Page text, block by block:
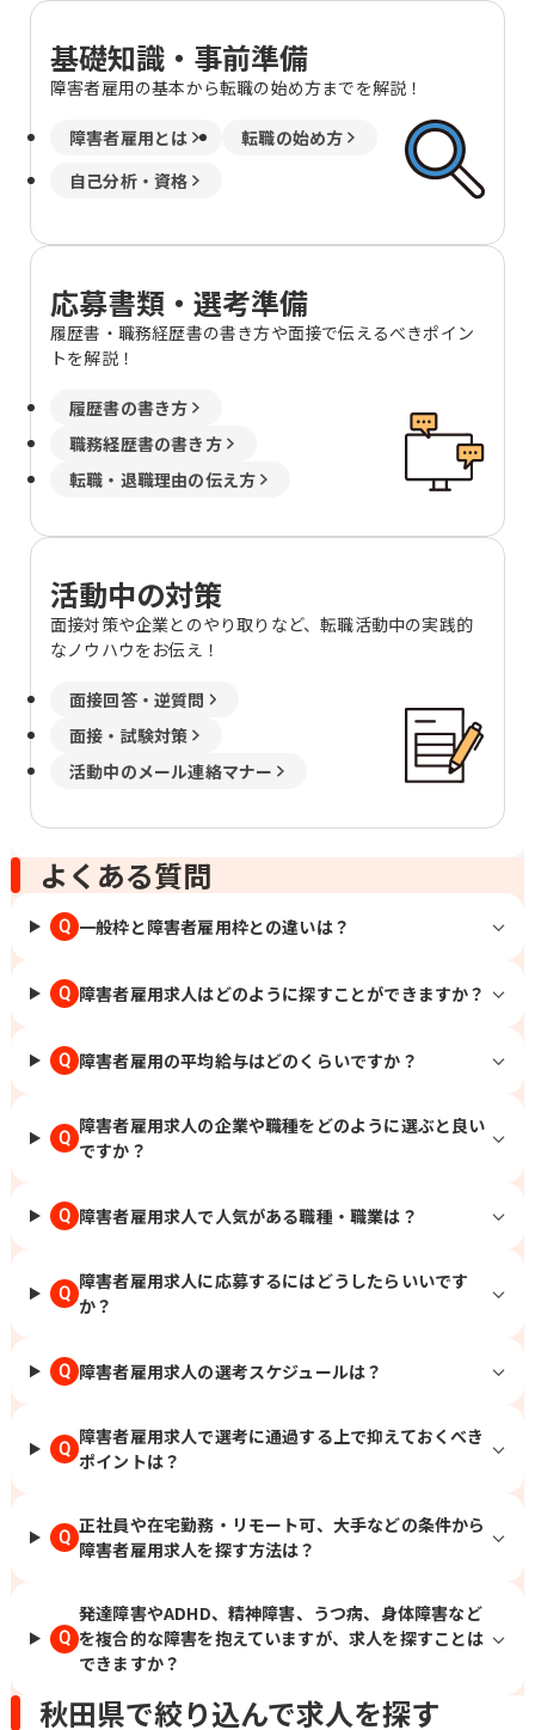
基礎知識・事前準備
障害者雇用の基本から転職の始め方までを解説！
障害者雇用とは
転職の始め方
自己分析・資格
応募書類・選考準備
履歴書・職務経歴書の書き方や面接で伝えるべきポイン
トを解説！
履歴書の書き方
職務経歴書の書き方
転職・退職理由の伝え方
活動中の対策
面接対策や企業とのやり取りなど、転職活動中の実践的
なノウハウをお伝え！
面接回答・逆質問
面接・試験対策
活動中のメール連絡マナー
よくある質問
Q 一般枠と障害者雇用枠との違いは？
Q 障害者雇用求人はどのように探すことができますか？
Q 障害者雇用の平均給与はどのくらいですか？
Q
障害者雇用求人の企業や職種をどのように選ぶと良い
ですか？
Q 障害者雇用求人で人気がある職種・職業は？
Q
障害者雇用求人に応募するにはどうしたらいいです
か？
Q 障害者雇用求人の選考スケジュールは？
Q
障害者雇用求人で選考に通過する上で抑えておくべき
ポイントは？
Q
正社員や在宅勤務・リモート可、大手などの条件から
障害者雇用求人を探す方法は？
Q
発達障害やADHD、精神障害、うつ病、身体障害など
を複合的な障害を抱えていますが、求人を探すことは
できますか？
秋田県で絞り込んで求人を探す